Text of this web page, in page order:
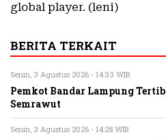
global player. (leni)
BERITA TERKAIT
Senin, 3 Agustus 2026 - 14:33 WIB
Pemkot Bandar Lampung
Semrawut
Senin, 3 Agustus 2026 - 14:28 WIB